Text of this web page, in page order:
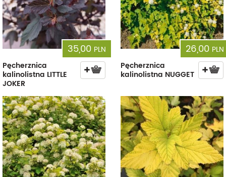
35,00 PLN
Pęcherznica
kalinolistna LITTLE
JOKER
26,00 PLN
Pęcherznica
kalinolistna NUGGET